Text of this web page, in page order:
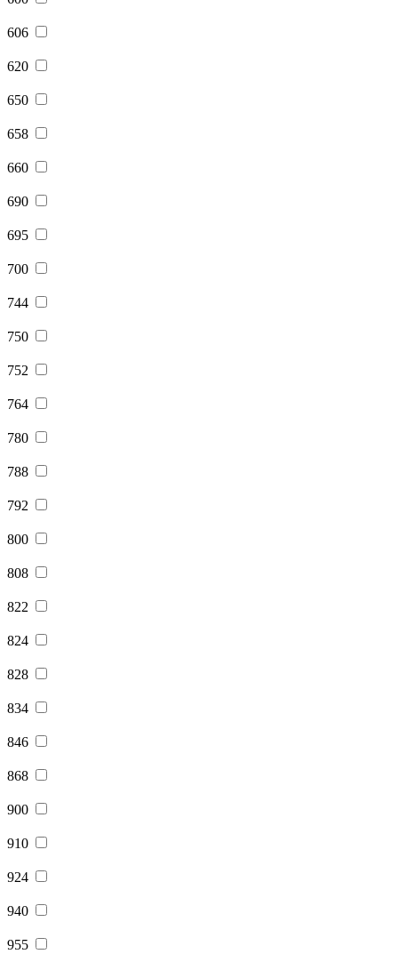
606
620
650
658
660
690
695
700
744
750
752
764
780
788
792
800
808
822
824
828
834
846
868
900
910
924
940
955